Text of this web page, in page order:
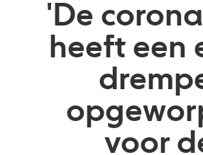
'De
heeft een
voor